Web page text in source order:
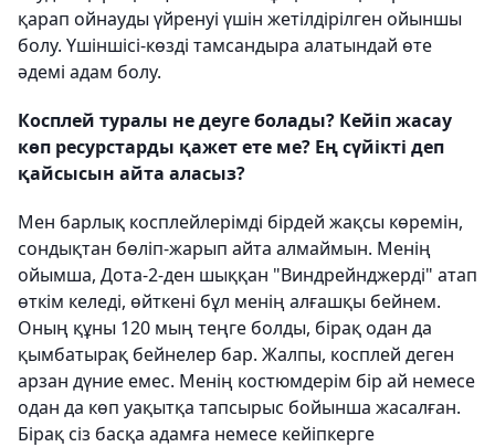
қарап ойнауды үйренуі үшін жетілдірілген ойыншы
болу. Үшіншісі-көзді тамсандыра алатындай өте
әдемі адам болу.
Косплей туралы не деуге болады? Кейіп жасау
көп ресурстарды қажет ете ме? Ең сүйікті деп
қайсысын айта аласыз?
Мен барлық косплейлерімді бірдей жақсы көремін,
сондықтан бөліп-жарып айта алмаймын. Менің
ойымша, Дота-2-ден шыққан "Виндрейнджерді" атап
өткім келеді, өйткені бұл менің алғашқы бейнем.
Оның құны 120 мың теңге болды, бірақ одан да
қымбатырақ бейнелер бар. Жалпы, косплей деген
арзан дүние емес. Менің костюмдерім бір ай немесе
одан да көп уақытқа тапсырыс бойынша жасалған.
Бірақ сіз басқа адамға немесе кейіпкерге